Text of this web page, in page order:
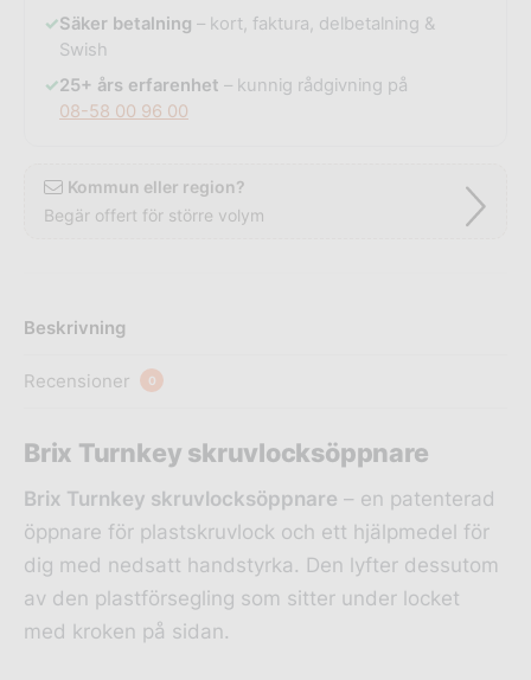
✓Säker betalning – kort, faktura, delbetalning &
Swish
✓25+ års erfarenhet – kunnig rådgivning på
08-58 00 96 00
Kommun eller region?
Begär offert för större volym
Beskrivning
Recensioner 0
Brix Turnkey skruvlocksöppnare
Brix Turnkey skruvlocksöppnare – en patenterad
öppnare för plastskruvlock och ett hjälpmedel för
dig med nedsatt handstyrka. Den lyfter dessutom
av den plastförsegling som sitter under locket
med kroken på sidan.